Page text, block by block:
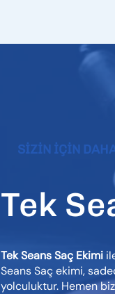
SİZİN İÇİN
Tek
Tek Seans Saç Ekimi
Seans Saç ekimi,
yolculuktur. Hemen